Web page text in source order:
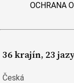
OCHRANA
36 krajín, 23
Česká